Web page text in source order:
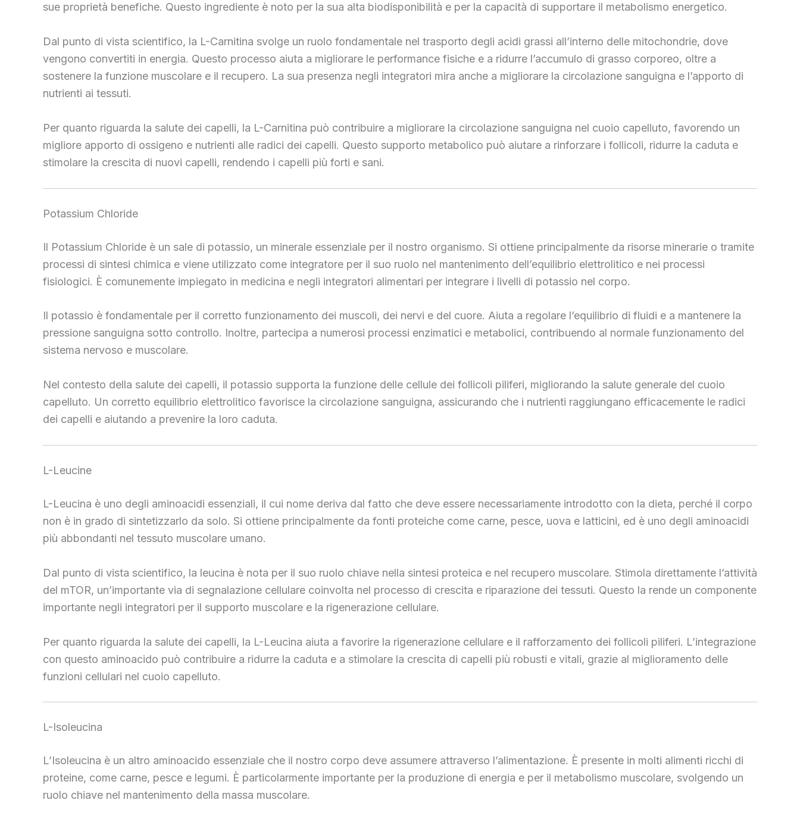
sue proprietà benefiche. Questo ingrediente è noto per la sua alta biodisponibilità e per la capacità di supportare il metabolismo energetico.
Dal punto di vista scientifico, la L-Carnitina svolge un ruolo fondamentale nel trasporto degli acidi grassi all’interno delle mitochondrie, dove
vengono convertiti in energia. Questo processo aiuta a migliorare le performance fisiche e a ridurre l’accumulo di grasso corporeo, oltre a
sostenere la funzione muscolare e il recupero. La sua presenza negli integratori mira anche a migliorare la circolazione sanguigna e l’apporto di
nutrienti ai tessuti.
Per quanto riguarda la salute dei capelli, la L-Carnitina può contribuire a migliorare la circolazione sanguigna nel cuoio capelluto, favorendo un
migliore apporto di ossigeno e nutrienti alle radici dei capelli. Questo supporto metabolico può aiutare a rinforzare i follicoli, ridurre la caduta e
stimolare la crescita di nuovi capelli, rendendo i capelli più forti e sani.
Potassium Chloride
Il Potassium Chloride è un sale di potassio, un minerale essenziale per il nostro organismo. Si ottiene principalmente da risorse minerarie o tramite
processi di sintesi chimica e viene utilizzato come integratore per il suo ruolo nel mantenimento dell’equilibrio elettrolitico e nei processi
fisiologici. È comunemente impiegato in medicina e negli integratori alimentari per integrare i livelli di potassio nel corpo.
Il potassio è fondamentale per il corretto funzionamento dei muscoli, dei nervi e del cuore. Aiuta a regolare l’equilibrio di fluidi e a mantenere la
pressione sanguigna sotto controllo. Inoltre, partecipa a numerosi processi enzimatici e metabolici, contribuendo al normale funzionamento del
sistema nervoso e muscolare.
Nel contesto della salute dei capelli, il potassio supporta la funzione delle cellule dei follicoli piliferi, migliorando la salute generale del cuoio
capelluto. Un corretto equilibrio elettrolitico favorisce la circolazione sanguigna, assicurando che i nutrienti raggiungano efficacemente le radici
dei capelli e aiutando a prevenire la loro caduta.
L-Leucine
L-Leucina è uno degli aminoacidi essenziali, il cui nome deriva dal fatto che deve essere necessariamente introdotto con la dieta, perché il corpo
non è in grado di sintetizzarlo da solo. Si ottiene principalmente da fonti proteiche come carne, pesce, uova e latticini, ed è uno degli aminoacidi
più abbondanti nel tessuto muscolare umano.
Dal punto di vista scientifico, la leucina è nota per il suo ruolo chiave nella sintesi proteica e nel recupero muscolare. Stimola direttamente l’attività
del mTOR, un’importante via di segnalazione cellulare coinvolta nel processo di crescita e riparazione dei tessuti. Questo la rende un componente
importante negli integratori per il supporto muscolare e la rigenerazione cellulare.
Per quanto riguarda la salute dei capelli, la L-Leucina aiuta a favorire la rigenerazione cellulare e il rafforzamento dei follicoli piliferi. L’integrazione
con questo aminoacido può contribuire a ridurre la caduta e a stimolare la crescita di capelli più robusti e vitali, grazie al miglioramento delle
funzioni cellulari nel cuoio capelluto.
L-Isoleucina
L’Isoleucina è un altro aminoacido essenziale che il nostro corpo deve assumere attraverso l’alimentazione. È presente in molti alimenti ricchi di
proteine, come carne, pesce e legumi. È particolarmente importante per la produzione di energia e per il metabolismo muscolare, svolgendo un
ruolo chiave nel mantenimento della massa muscolare.